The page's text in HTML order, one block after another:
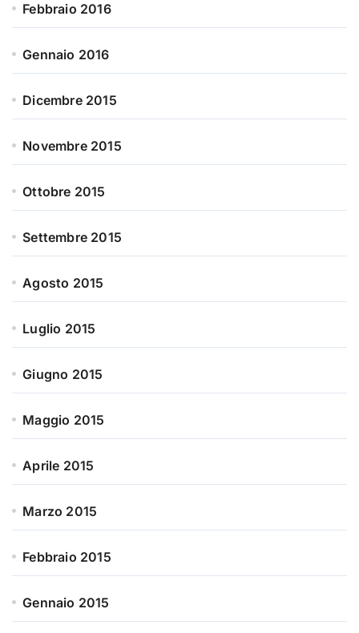
Febbraio 2016
Gennaio 2016
Dicembre 2015
Novembre 2015
Ottobre 2015
Settembre 2015
Agosto 2015
Luglio 2015
Giugno 2015
Maggio 2015
Aprile 2015
Marzo 2015
Febbraio 2015
Gennaio 2015